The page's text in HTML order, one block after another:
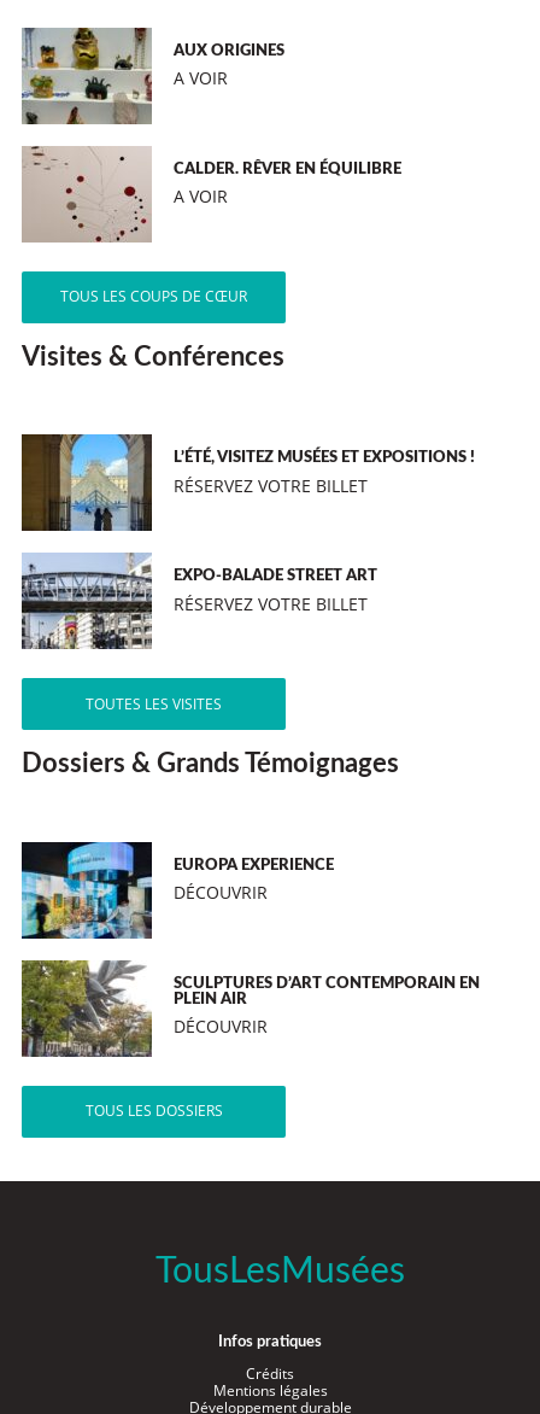
AUX ORIGINES
A VOIR
CALDER. RÊVER EN ÉQUILIBRE
A VOIR
TOUS LES COUPS DE CŒUR
Visites & Conférences
L’ÉTÉ, VISITEZ MUSÉES ET EXPOSITIONS !
RÉSERVEZ VOTRE BILLET
EXPO-BALADE STREET ART
RÉSERVEZ VOTRE BILLET
TOUTES LES VISITES
Dossiers & Grands Témoignages
EUROPA EXPERIENCE
DÉCOUVRIR
SCULPTURES D’ART CONTEMPORAIN EN
PLEIN AIR
DÉCOUVRIR
TOUS LES DOSSIERS
TousLesMusées
Infos pratiques
Crédits
Mentions légales
Développement durable